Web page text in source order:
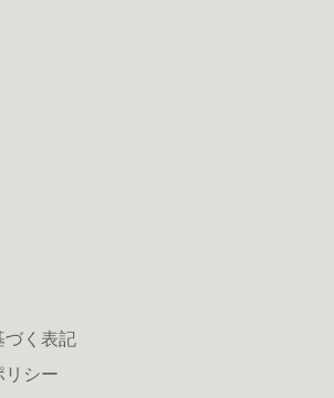
く表記
シー